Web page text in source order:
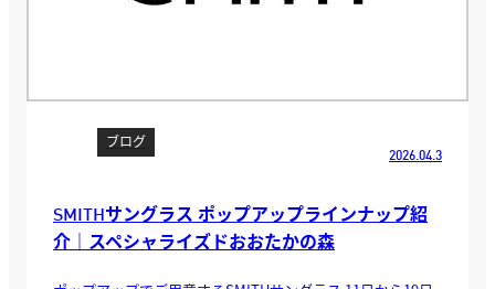
ブログ
2026.04.3
SMITHサングラス ポップアップラインナップ紹
介｜スペシャライズドおおたかの森